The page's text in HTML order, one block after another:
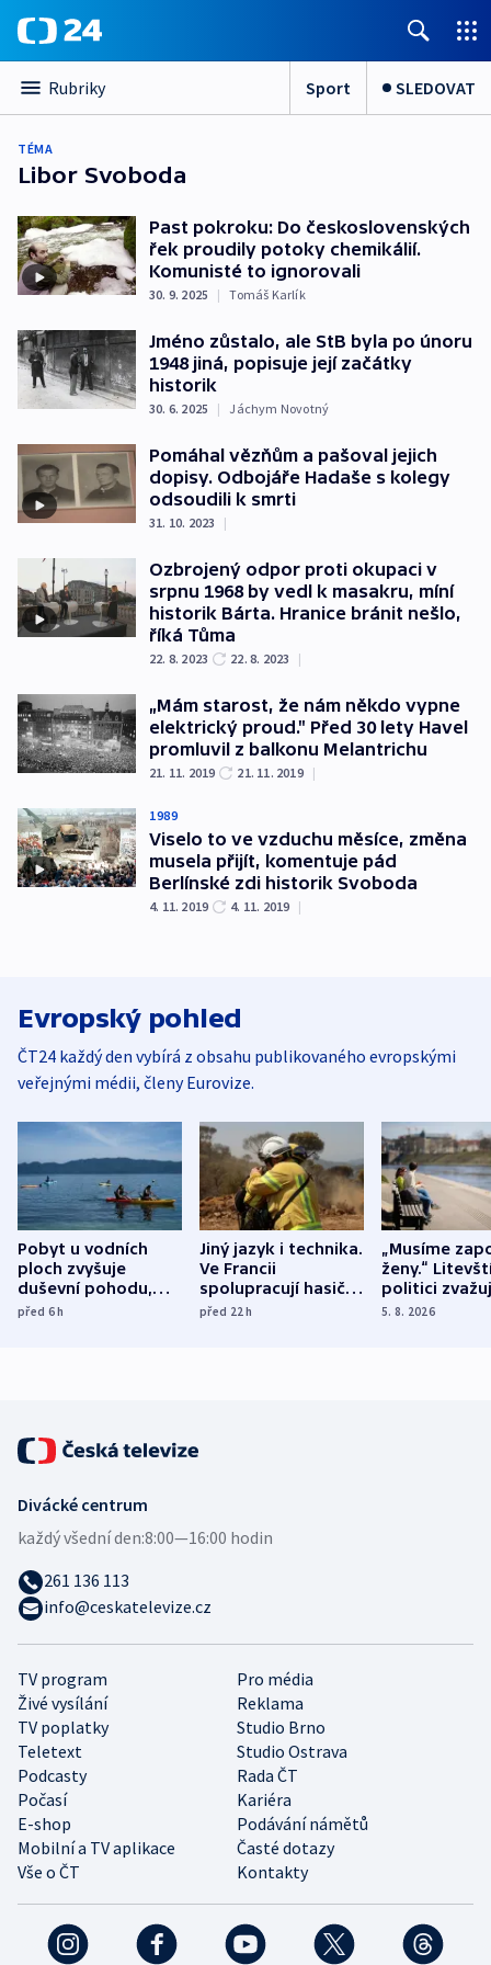
Rubriky Sport SLEDOVAT
TÉMA
Libor Svoboda
Past pokroku: Do československých
řek proudily potoky chemikálií.
Komunisté to ignorovali
30. 9. 2025 | Tomáš Karlík
Jméno zůstalo, ale StB byla po únoru
1948 jiná, popisuje její začátky
historik
30. 6. 2025 | Jáchym Novotný
Pomáhal vězňům a pašoval jejich
dopisy. Odbojáře Hadaše s kolegy
odsoudili k smrti
31. 10. 2023 |
Ozbrojený odpor proti okupaci v
srpnu 1968 by vedl k masakru, míní
historik Bárta. Hranice bránit nešlo,
říká Tůma
22. 8. 2023 22. 8. 2023 |
„Mám starost, že nám někdo vypne
elektrický proud." Před 30 lety Havel
promluvil z balkonu Melantrichu
21. 11. 2019 21. 11. 2019 |
1989
Viselo to ve vzduchu měsíce, změna
musela přijít, komentuje pád
Berlínské zdi historik Svoboda
4. 11. 2019 4. 11. 2019 |
Evropský pohled
ČT24 každý den vybírá z obsahu publikovaného evropskými
veřejnými médii, členy Eurovize.
Pobyt u vodních
ploch zvyšuje
duševní pohodu,
ukázala
před 6h
Jiný jazyk i technika.
Ve Francii
spolupracují hasiči z
různých zemí
před 22h
„Musíme
ženy.“
politici
dohodu o
5. 8. 2026
TV program
Pro média
Živé vysílání
Reklama
TV poplatky
Studio Brno
Teletext
Studio Ostrava
Podcasty
Rada ČT
Počasí
Kariéra
E-shop
Podávání námětů
Mobilní a TV aplikace
Časté dotazy
Vše o ČT
Kontakty
Divácké centrum
každý všední den:8:00—16:00 hodin
261 136 113
info@ceskatelevize.cz